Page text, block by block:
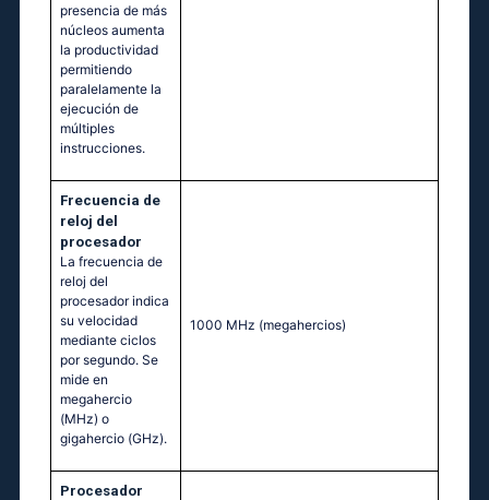
presencia de más
núcleos aumenta
la productividad
permitiendo
paralelamente la
ejecución de
múltiples
instrucciones.
Frecuencia de
reloj del
procesador
La frecuencia de
reloj del
procesador indica
su velocidad
mediante ciclos
por segundo. Se
mide en
megahercio
(MHz) o
gigahercio (GHz).
1000 MHz (megahercios)
Procesador